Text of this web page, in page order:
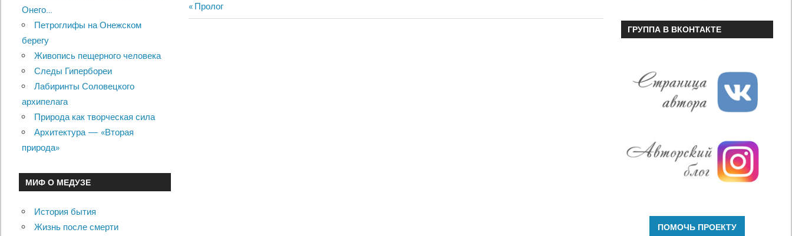
Навигация
Previous
Post:
Пролог
Онего…
Петроглифы на Онежском
берегу
Живопись пещерного человека
Следы Гипербореи
Лабиринты Соловецкого
архипелага
Природа как творческая сила
Архитектура — «Вторая
природа»
МИФ О МЕДУЗЕ
История бытия
Жизнь после смерти
ГРУППА В ВКОНТАКТЕ